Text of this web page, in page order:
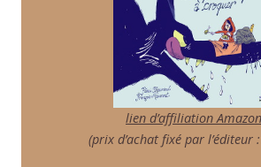
lien d’affiliation Amazon
(prix d’achat fixé par l’éditeur